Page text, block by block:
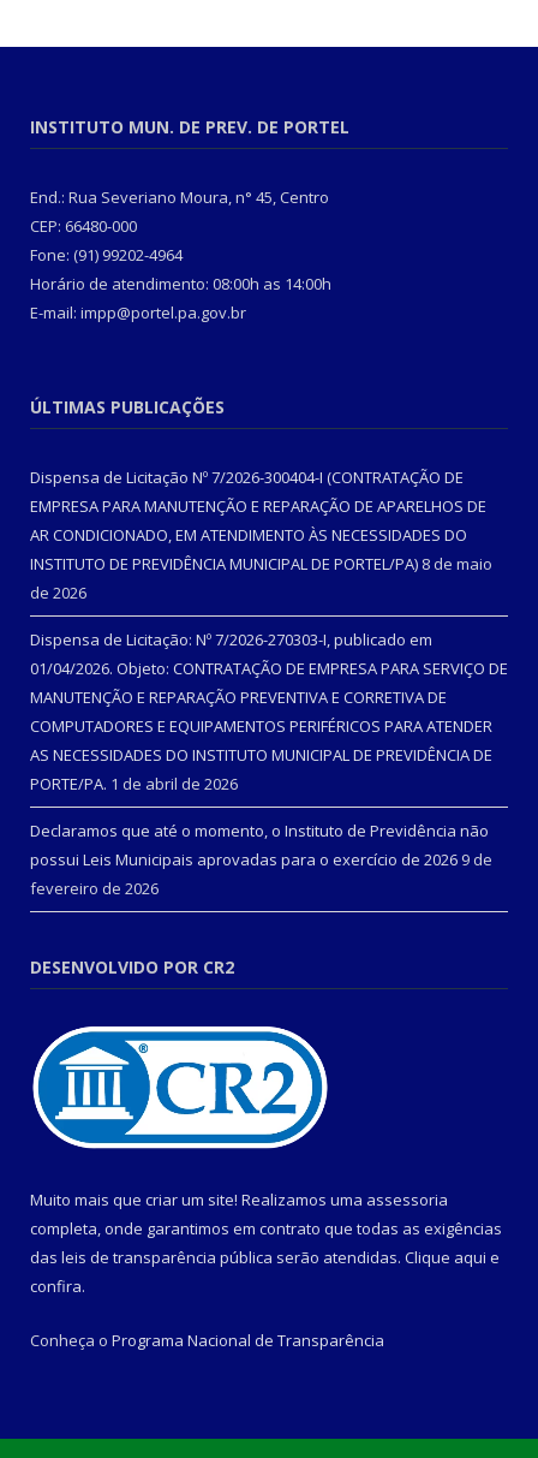
INSTITUTO MUN. DE PREV. DE PORTEL
End.: Rua Severiano Moura, n° 45, Centro
CEP: 66480-000
Fone: (91) 99202-4964
Horário de atendimento: 08:00h as 14:00h
E-mail: impp@portel.pa.gov.br
ÚLTIMAS PUBLICAÇÕES
Dispensa de Licitação Nº 7/2026-300404-I (CONTRATAÇÃO DE
EMPRESA PARA MANUTENÇÃO E REPARAÇÃO DE APARELHOS DE
AR CONDICIONADO, EM ATENDIMENTO ÀS NECESSIDADES DO
INSTITUTO DE PREVIDÊNCIA MUNICIPAL DE PORTEL/PA) 8 de maio
de 2026
Dispensa de Licitação: Nº 7/2026-270303-I, publicado em
01/04/2026. Objeto: CONTRATAÇÃO DE EMPRESA PARA SERVIÇO DE
MANUTENÇÃO E REPARAÇÃO PREVENTIVA E CORRETIVA DE
COMPUTADORES E EQUIPAMENTOS PERIFÉRICOS PARA ATENDER
AS NECESSIDADES DO INSTITUTO MUNICIPAL DE PREVIDÊNCIA DE
PORTE/PA. 1 de abril de 2026
Declaramos que até o momento, o Instituto de Previdência não
possui Leis Municipais aprovadas para o exercício de 2026 9 de
fevereiro de 2026
DESENVOLVIDO POR CR2
Muito mais que criar um site! Realizamos uma assessoria
completa, onde garantimos em contrato que todas as exigências
das leis de transparência pública serão atendidas. Clique aqui e
confira.
Conheça o Programa Nacional de Transparência